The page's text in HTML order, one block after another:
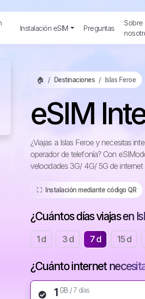
Instalación eSIM Preguntas
Sobre
🏠 Destinaciones Islas Feroe
eSIM
¿Viajas a Islas Feroe y necesitas
operador de telefonía? Con
velocidades 3G/ 4G/ 5G de internet
⛶️️ Instalación mediante código QR
¿Cuántos días viajas en
1 d 3 d 7 d 15 d
¿Cuánto internet
1 GB /7 días